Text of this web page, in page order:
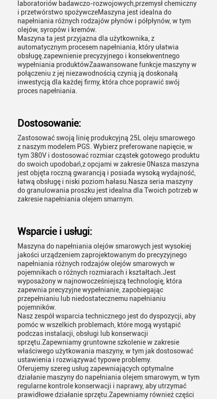
laboratoriów badawczo-rozwojowych,przemysł chemiczny
i przetwórstwo spożywczeMaszyna jest idealna do
napełniania różnych rodzajów płynów i półpłynów, w tym
olejów, syropów i kremów.
Maszyna ta jest przyjazna dla użytkownika, z
automatycznym procesem napełniania, który ułatwia
obsługę.zapewnienie precyzyjnego i konsekwentnego
wypełniania produktówZaawansowane funkcje maszyny w
połączeniu z jej niezawodnością czynią ją doskonałą
inwestycją dla każdej firmy, która chce poprawić swój
proces napełniania.
Dostosowanie:
Zastosować swoją linię produkcyjną 25L oleju smarowego
z naszym modelem PGS. Wybierz preferowane napięcie, w
tym 380V i dostosować rozmiar cząstek gotowego produktu
do swoich upodobań,z opcjami w zakresie 0Nasza maszyna
jest objęta roczną gwarancją i posiada wysoką wydajność,
łatwą obsługę i niski poziom hałasu.Nasza seria maszyny
do granulowania proszku jest idealna dla Twoich potrzeb w
zakresie napełniania olejem smarnym.
Wsparcie i usługi:
Maszyna do napełniania olejów smarowych jest wysokiej
jakości urządzeniem zaprojektowanym do precyzyjnego
napełniania różnych rodzajów olejów smarowych w
pojemnikach o różnych rozmiarach i kształtach.Jest
wyposażony w najnowocześniejszą technologię, która
zapewnia precyzyjne wypełnianie, zapobiegając
przepełnianiu lub niedostatecznemu napełnianiu
pojemników.
Nasz zespół wsparcia technicznego jest do dyspozycji, aby
pomóc w wszelkich problemach, które mogą wystąpić
podczas instalacji, obsługi lub konserwacji
sprzętu.Zapewniamy gruntowne szkolenie w zakresie
właściwego użytkowania maszyny, w tym jak dostosować
ustawienia i rozwiązywać typowe problemy.
Oferujemy szereg usług zapewniających optymalne
działanie maszyny do napełniania olejem smarowym, w tym
regularne kontrole konserwacji i naprawy, aby utrzymać
prawidłowe działanie sprzętu.Zapewniamy również części